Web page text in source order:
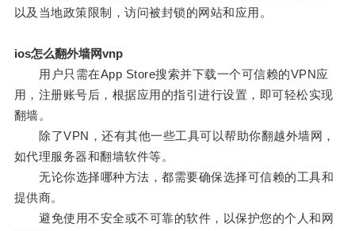
以及当地政策限制，访问被封锁的网站和应用。
ios怎么翻外墙网vnp
用户只需在App Store搜索并下载一个可信赖的VPN应
用，注册账号后，根据应用的指引进行设置，即可轻松实现
翻墙。
除了VPN，还有其他一些工具可以帮助你翻越外墙网，
如代理服务器和翻墙软件等。
无论你选择哪种方法，都需要确保选择可信赖的工具和
提供商。
避免使用不安全或不可靠的软件，以保护您的个人和网